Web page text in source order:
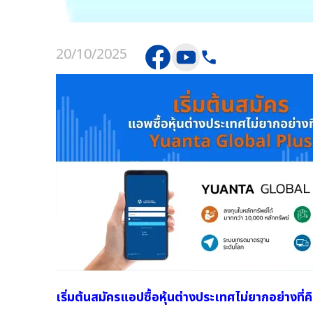
20/10/2025
เริ่มต้นสมัครแอปซื้อหุ้นต่างประเทศไม่ยากอย่าง